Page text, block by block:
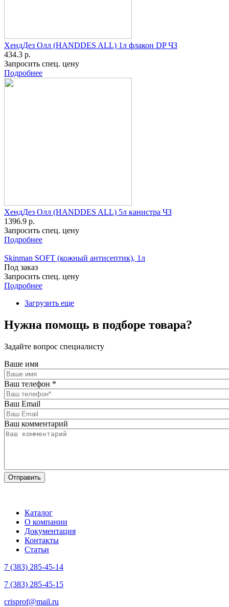
ХендДез Олл (HANDDES ALL) 1л флакон DP ЧЗ
434.3 р.
Запросить спец. цену
Подробнее
ХендДез Олл (HANDDES ALL) 5л канистра ЧЗ
1396.9 р.
Запросить спец. цену
Подробнее
Skinman SOFT (кожный антисептик), 1л
Под заказ
Запросить спец. цену
Подробнее
Загрузить еще
Нужна помощь в подборе товара?
Задайте вопрос специалисту
Ваше имя
Ваш телефон *
Ваш Email
Ваш комментарий
Каталог
О компании
Документация
Контакты
Статьи
7 (383) 285-45-14
7 (383) 285-45-15
crisprof@mail.ru